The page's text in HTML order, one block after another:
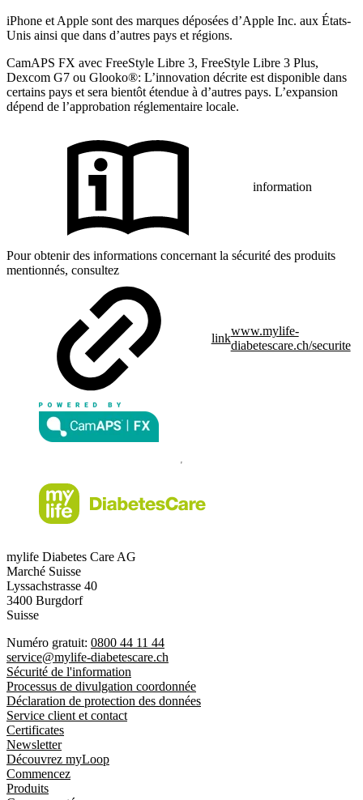
iPhone et Apple sont des marques déposées d’Apple Inc. aux États-
Unis ainsi que dans d’autres pays et régions.
CamAPS FX avec FreeStyle Libre 3, FreeStyle Libre 3 Plus,
Dexcom G7 ou Glooko®: L’innovation décrite est disponible dans
certains pays et sera bientôt étendue à d’autres pays. L’expansion
dépend de l’approbation réglementaire locale.
information
Pour obtenir des informations concernant la sécurité des produits
mentionnés, consultez
link
www.mylife-
diabetescare.ch/securite
mylife Diabetes Care AG
Marché Suisse
Lyssachstrasse 40
3400 Burgdorf
Suisse
Numéro gratuit: 0800 44 11 44
service@mylife-diabetescare.ch
Sécurité de l'information
Processus de divulgation coordonnée
Déclaration de protection des données
Service client et contact
Certificates
Newsletter
Découvrez myLoop
Commencez
Produits